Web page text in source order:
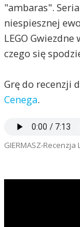
"ambaras".
niespiesznej
LEGO
czego się
Grę do recenzji
Cenega.
GIERMASZ-